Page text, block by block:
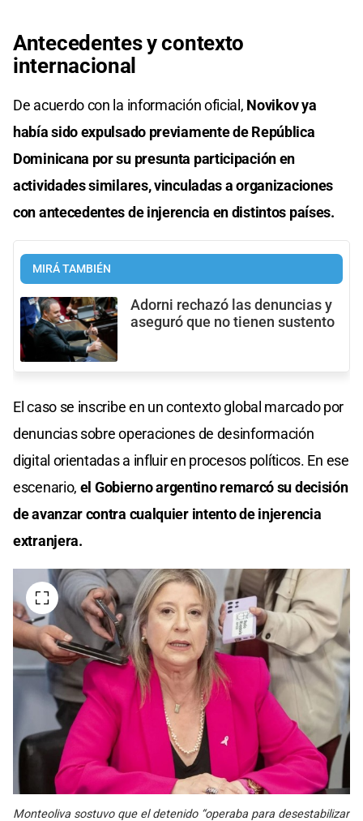
Antecedentes y contexto
internacional
De acuerdo con la información oficial, Novikov ya
había sido expulsado previamente de República
Dominicana por su presunta participación en
actividades similares, vinculadas a organizaciones
con antecedentes de injerencia en distintos países.
MIRÁ TAMBIÉN
Adorni rechazó las denuncias y
aseguró que no tienen sustento
El caso se inscribe en un contexto global marcado por
denuncias sobre operaciones de desinformación
digital orientadas a influir en procesos políticos. En ese
escenario, el Gobierno argentino remarcó su decisión
de avanzar contra cualquier intento de injerencia
extranjera.
Monteoliva sostuvo que el detenido “operaba para desestabilizar